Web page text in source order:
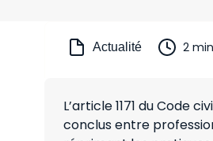
Actualité 2
L’article 1171 du Code
conclus entre